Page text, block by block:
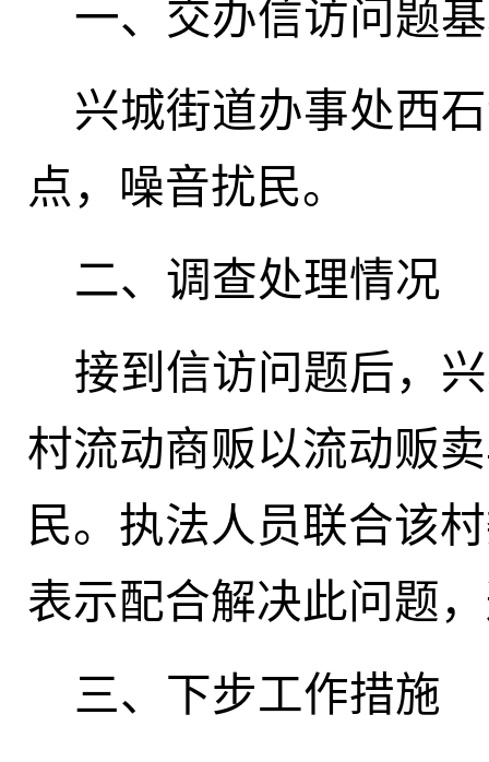
一、交办信访问题
兴城街道办事处西
点，噪音扰民。
二、调查处理情况
接到信访问题后，
村流动商贩以流动贩
民。执法人员联合该
表示配合解决此问题
三、下步工作措施